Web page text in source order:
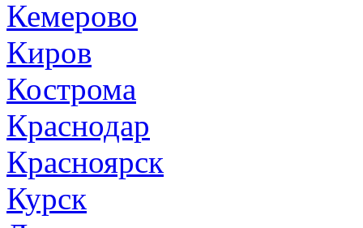
Кемерово
Киров
Кострома
Краснодар
Красноярск
Курск